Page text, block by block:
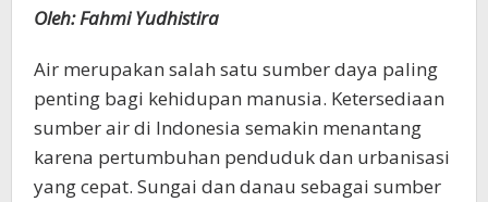
Oleh: Fahmi Yudhistira
Air merupakan salah satu sumber daya paling
penting bagi kehidupan manusia. Ketersediaan
sumber air di Indonesia semakin menantang
karena pertumbuhan penduduk dan urbanisasi
yang cepat. Sungai dan danau sebagai sumber